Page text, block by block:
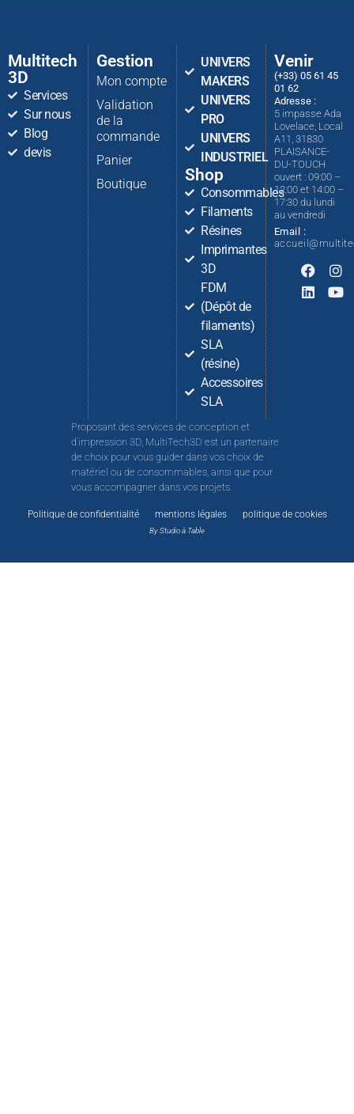
Multitech
3D
Services
Sur nous
Blog
devis
Gestion
Mon compte
Validation
de la
commande
Panier
Boutique
UNIVERS
MAKERS
UNIVERS
PRO
UNIVERS
INDUSTRIEL
Shop
Consommables
Filaments
Résines
Imprimantes
3D
FDM
(Dépôt de
filaments)
SLA
(résine)
Accessoires
SLA
Venir
(+33) 05 61 45
01 62
Adresse :
5 impasse Ada
Lovelace, Local
A11, 31830
PLAISANCE-
DU-TOUCH
ouvert : 09:00 –
12:00 et 14:00 –
17:30 du lundi
au vendredi
Email :
Proposant des services de conception et
d’impression 3D, MultiTech3D est un partenaire
de choix pour vous guider dans vos choix de
matériel ou de consommables, ainsi que pour
vous accompagner dans vos projets.
Politique de confidentialité mentions légales politique de cookies
By Studio à Table